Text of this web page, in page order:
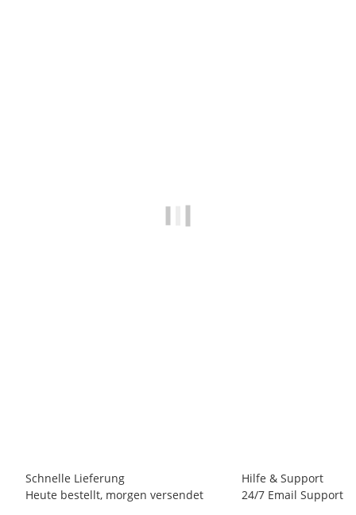
Schnelle Lieferung
Heute bestellt, morgen versendet
Hilfe & Support
24/7 Email Support